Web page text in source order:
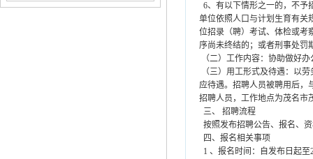
6、有以下情形之一的，不予
单位依照人口与计划生育有关
位招录（聘）考试、体检或考
序尚未终结的；或者刑事处罚
（二）工作内容：协助做好
（三）用工形式及待遇：以
应待遇。招聘人员被聘用后，
招聘人员，工作地点为茂名市
三、 招聘流程
按照发布招聘公告、报名、
四、报名相关事项
1 、报名时间：自发布日起